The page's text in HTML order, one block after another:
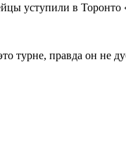
уступили в
турне, правда он не